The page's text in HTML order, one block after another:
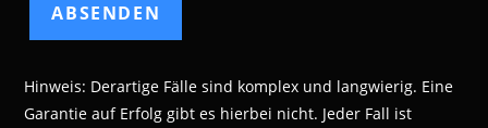
Hinweis: Derartige Fälle sind komplex und langwierig. Eine
Garantie auf Erfolg gibt es hierbei nicht. Jeder Fall ist